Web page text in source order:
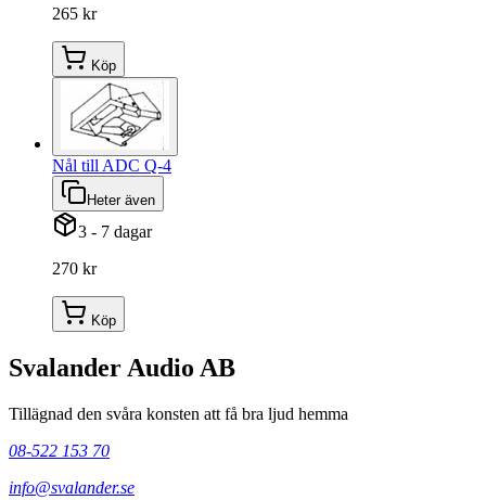
265 kr
Köp
Nål till ADC Q-4
Heter även
3 - 7 dagar
270 kr
Köp
Svalander Audio AB
Tillägnad den svåra konsten att få bra ljud hemma
08-522 153 70
info@svalander.se